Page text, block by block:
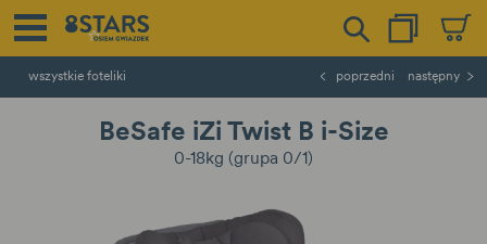
wszystkie foteliki poprzedni następny
BeSafe iZi Twist B i-Size
0-18kg (grupa 0/1)